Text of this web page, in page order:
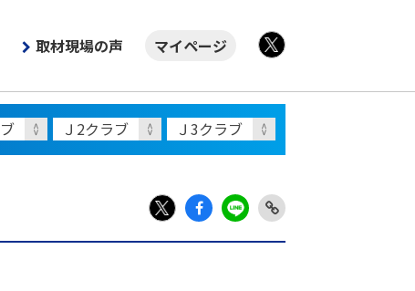
取材現場の声
マイページ
X
Fac LIN Link